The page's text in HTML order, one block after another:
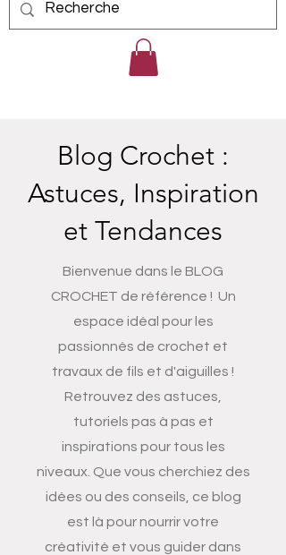
Blog Crochet :
Astuces, Inspiration
et Tendances
Bienvenue dans le BLOG
CROCHET de référence ! Un
espace idéal pour les
passionnés de crochet et
travaux de fils et d'aiguilles !
Retrouvez des astuces,
tutoriels pas à pas et
inspirations pour tous les
niveaux. Que vous cherchiez des
idées ou des conseils, ce blog
est là pour nourrir votre
créativité et vous guider dans